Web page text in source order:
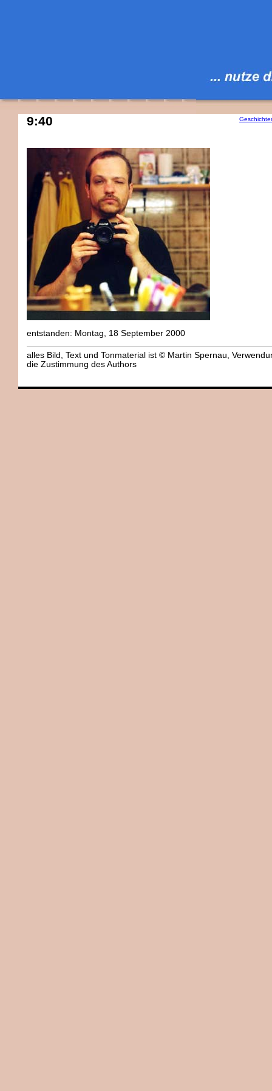
9:40
entstanden: Montag, 18 September 2000
alles Bild, Text und Tonmaterial ist © Martin Spernau,
die Zustimmung des Authors